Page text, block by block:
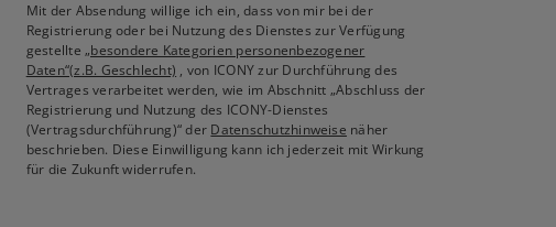
Mit der Absendung willige ich ein, dass von mir bei der
Registrierung oder bei Nutzung des Dienstes zur Verfügung
gestellte„besondere Kategorien personenbezogener
Daten“(z.B. Geschlecht) , von ICONY zur Durchführung des
Vertrages verarbeitet werden, wie im Abschnitt „Abschluss der
Registrierung und Nutzung des ICONY-Dienstes
(Vertragsdurchführung)“ der Datenschutzhinweise näher
beschrieben. Diese Einwilligung kann ich jederzeit mit Wirkung
für die Zukunft widerrufen.